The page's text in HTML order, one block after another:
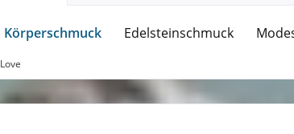
Körperschmuck Edelsteinschmuck
Love